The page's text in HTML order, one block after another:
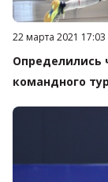
Дата публикации:
22 марта 2021 17:03
Определились
командного